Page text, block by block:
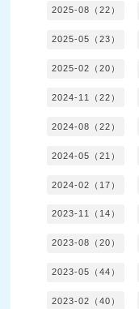
2025-08（22）
2025-05（23）
2025-02（20）
2024-11（22）
2024-08（22）
2024-05（21）
2024-02（17）
2023-11（14）
2023-08（20）
2023-05（44）
2023-02（40）